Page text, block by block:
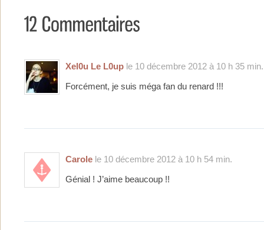
Xel0u Le L0up le 10 décembre 2012 à 10 h 35 min.
Forcément, je suis méga fan du renard !!!
Carole le 10 décembre 2012 à 10 h 54 min.
Génial ! J’aime beaucoup !!